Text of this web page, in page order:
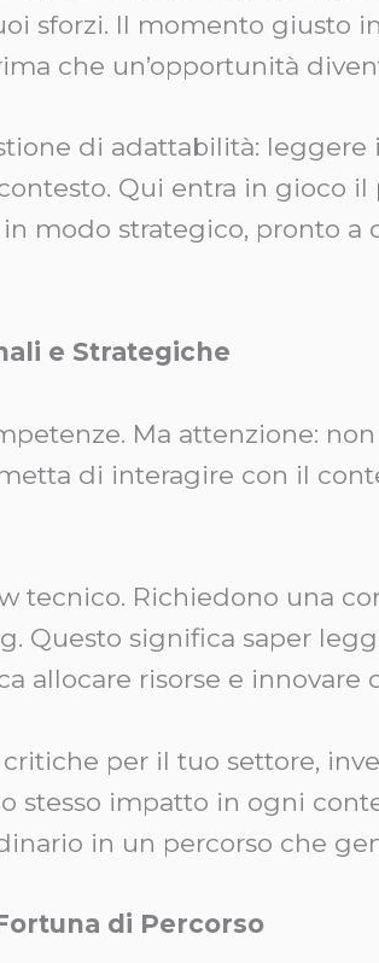
sforzi. Il momento giusto
che un’opportunità
di adattabilità: leggere
Qui entra in gioco il
modo strategico, pronto
e Strategiche
Ma attenzione:
di interagire con il
Richiedono una
Questo significa saper
allocare risorse e innovare
per il tuo settore,
stesso impatto in ogni
in un percorso che
di Percorso